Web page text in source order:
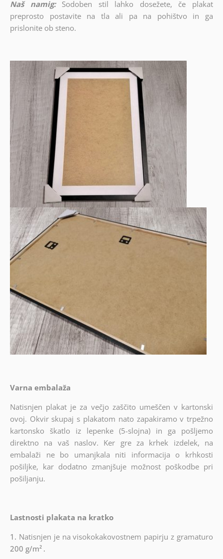
Naš namig:
Sodoben stil lahko dosežete, če plakat
preprosto postavite na tla ali pa na pohištvo in ga
prislonite ob steno.
Varna embalaža
Natisnjen plakat je za večjo zaščito umeščen v kartonski
ovoj. Okvir skupaj s plakatom nato zapakiramo v trpežno
kartonsko škatlo iz lepenke (5-slojna) in ga pošljemo
direktno na vaš naslov. Ker gre za krhek izdelek, na
embalaži ne bo umanjkala niti informacija o krhkosti
pošiljke, kar dodatno zmanjšuje možnost poškodbe pri
pošiljanju.
Lastnosti plakata na kratko
1. Natisnjen je na visokokakovostnem papirju z gramaturo
200 g/m² .